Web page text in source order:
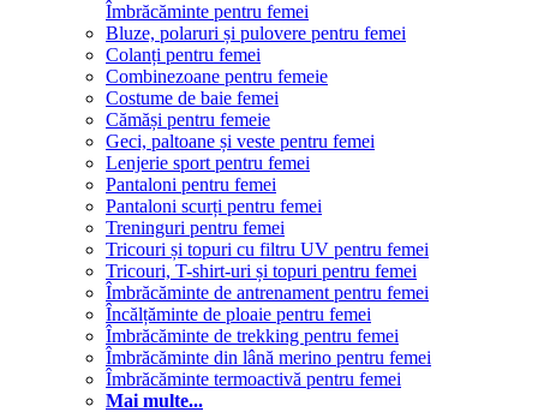
Îmbrăcăminte pentru femei
Bluze, polaruri și pulovere pentru femei
Colanți pentru femei
Combinezoane pentru femeie
Costume de baie femei
Cămăși pentru femeie
Geci, paltoane și veste pentru femei
Lenjerie sport pentru femei
Pantaloni pentru femei
Pantaloni scurți pentru femei
Treninguri pentru femei
Tricouri și topuri cu filtru UV pentru femei
Tricouri, T-shirt-uri și topuri pentru femei
Îmbrăcăminte de antrenament pentru femei
Încălțăminte de ploaie pentru femei
Îmbrăcăminte de trekking pentru femei
Îmbrăcăminte din lână merino pentru femei
Îmbrăcăminte termoactivă pentru femei
Mai multe...